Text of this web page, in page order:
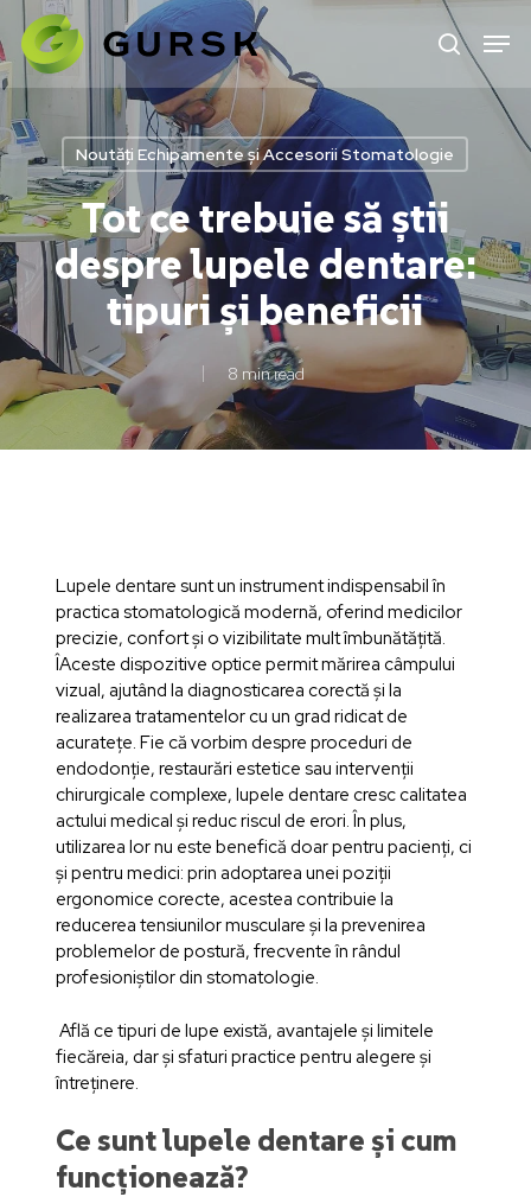
Skip
to
main
content
Noutăți Echipamente și Accesorii Stomatologie
Tot ce trebuie să știi
despre lupele dentare:
tipuri și beneficii
8 min read
Lupele dentare sunt un instrument indispensabil în
practica stomatologică modernă, oferind medicilor
precizie, confort și o vizibilitate mult îmbunătățită.
ÎAceste dispozitive optice permit mărirea câmpului
vizual, ajutând la diagnosticarea corectă și la
realizarea tratamentelor cu un grad ridicat de
acuratețe. Fie că vorbim despre proceduri de
endodonție, restaurări estetice sau intervenții
chirurgicale complexe, lupele dentare cresc calitatea
actului medical și reduc riscul de erori. În plus,
utilizarea lor nu este benefică doar pentru pacienți, ci
și pentru medici: prin adoptarea unei poziții
ergonomice corecte, acestea contribuie la
reducerea tensiunilor musculare și la prevenirea
problemelor de postură, frecvente în rândul
profesioniștilor din stomatologie.
Află ce tipuri de lupe există, avantajele și limitele
fiecăreia, dar și sfaturi practice pentru alegere și
întreținere.
Ce sunt lupele dentare și cum
funcționează?